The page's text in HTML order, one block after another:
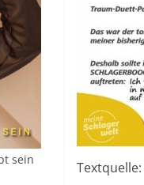
Textquelle:
sein